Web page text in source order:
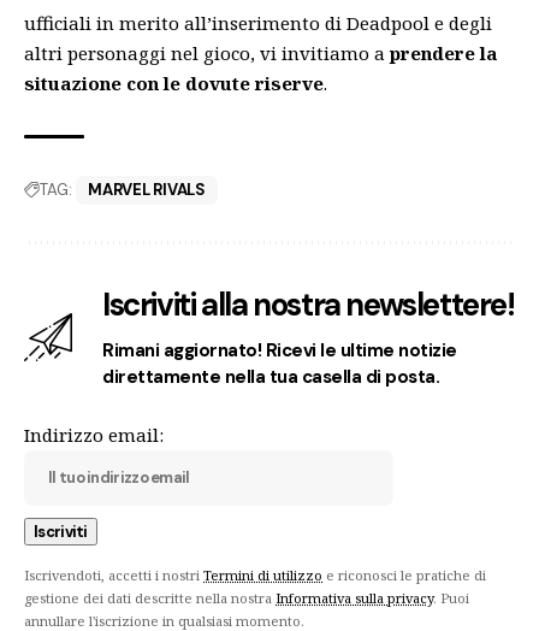
ufficiali in merito all’inserimento di Deadpool e degli
altri personaggi nel gioco, vi invitiamo aprendere la
situazione con le dovute riserve.
TAG: MARVEL RIVALS
Iscriviti alla nostra newslettere!
Rimani aggiornato! Ricevi le ultime notizie
direttamente nella tua casella di posta.
Indirizzo email:
Iscrivendoti, accetti i nostri Termini di utilizzo e riconosci le pratiche di
gestione dei dati descritte nella nostra Informativa sulla privacy. Puoi
annullare l'iscrizione in qualsiasi momento.